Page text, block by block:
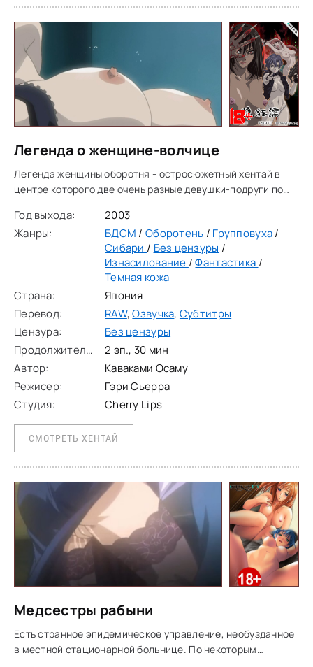
Легенда о женщине-волчице
Легенда женщины оборотня - остросюжетный хентай в
центре которого две очень разные девушки-подруги по
отличаются друг от друга, как по профессии,
Год выхода:
2003
Жанры:
БДСМ / Оборотень / Групповуха/
Сибари / Без цензуры /
Изнасилование /Фантастика /
Темная кожа
Страна:
Япония
Перевод:
RAW,Озвучка, Субтитры
Цензура:
Без цензуры
Продолжительность:
2 эп., 30 мин
Автор:
Каваками Осаму
Режисер:
Гэри Сьерра
Студия:
Cherry Lips
СМОТРЕТЬ ХЕНТАЙ
Медсестры рабыни
Есть странное эпидемическое управление, необузданное
в местной стационарной больнице. По некоторым